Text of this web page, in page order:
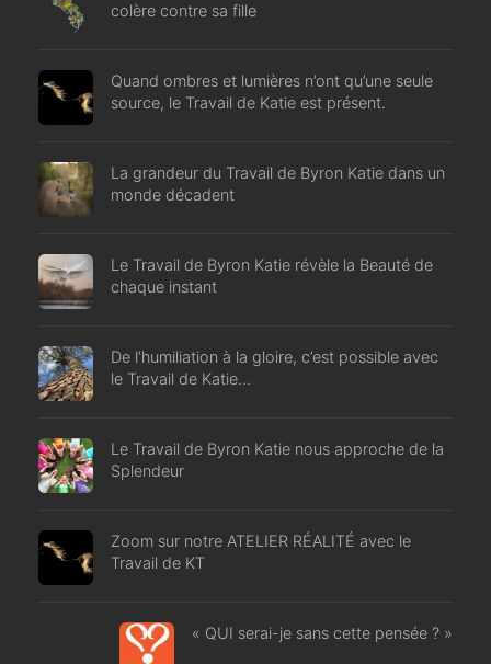
colère contre sa fille
Quand ombres et lumières n’ont qu’une seule
source, le Travail de Katie est présent.
La grandeur du Travail de Byron Katie dans un
monde décadent
Le Travail de Byron Katie révèle la Beauté de
chaque instant
De l’humiliation à la gloire, c’est possible avec
le Travail de Katie…
Le Travail de Byron Katie nous approche de la
Splendeur
Zoom sur notre ATELIER RÉALITÉ avec le
Travail de KT
« QUI serai-je sans cette pensée ? »